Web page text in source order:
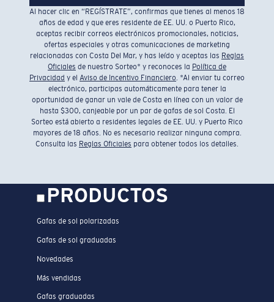
Al hacer clic en “REGÍSTRATE”, confirmas que tienes al menos 18
años de edad y que eres residente de EE. UU. o Puerto Rico,
aceptas recibir correos electrónicos promocionales, noticias,
ofertas especiales y otras comunicaciones de marketing
relacionadas con Costa Del Mar, y has leído y aceptas las Reglas
Oficiales de nuestro Sorteo* y reconoces la Política de
Privacidad y el Aviso de Incentivo Financiero. *Al enviar tu correo
electrónico, participas automáticamente para tener la
oportunidad de ganar un vale de Costa en línea con un valor de
hasta $300, canjeable por un par de gafas de sol Costa. El
Sorteo está abierto a residentes legales de EE. UU. y Puerto Rico
mayores de 18 años. No es necesario realizar ninguna compra.
Consulta las Reglas Oficiales para obtener todos los detalles.
PRODUCTOS
Gafas de sol polarizadas
Gafas de sol graduadas
Novedades
Más vendidas
Gafas graduadas